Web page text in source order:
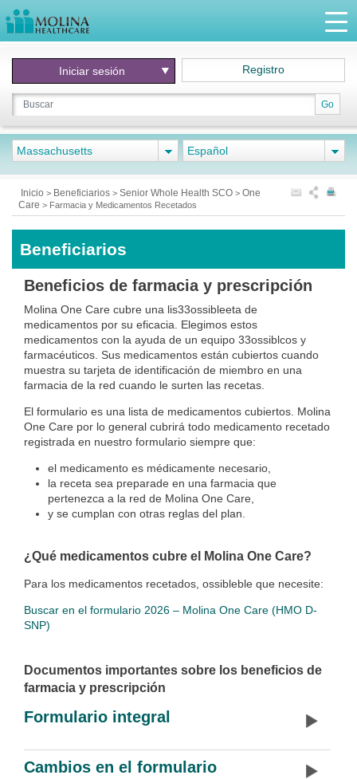
Go
Iniciar sesión Registro
Massachusetts Español
Inicio > Beneficiarios > Senior Whole Health SCO > One
Care > Farmacia y Medicamentos Recetados
Beneficiarios
Beneficios de farmacia y prescripción
Molina One Care cubre una lis33ossibleeta de
medicamentos por su eficacia. Elegimos estos
medicamentos con la ayuda de un equipo 33ossiblcos y
farmacéuticos. Sus medicamentos están cubiertos cuando
muestra su tarjeta de identificación de miembro en una
farmacia de la red cuando le surten las recetas.
El formulario es una lista de medicamentos cubiertos. Molina
One Care por lo general cubrirá todo medicamento recetado
registrada en nuestro formulario siempre que:
el medicamento es médicamente necesario,
la receta sea preparade en una farmacia que
pertenezca a la red de Molina One Care,
y se cumplan con otras reglas del plan.
¿Qué medicamentos cubre el Molina One Care?
Para los medicamentos recetados, ossibleble que necesite:
Buscar en el formulario 2026 – Molina One Care (HMO D-
SNP)
Documentos importantes sobre los beneficios de
farmacia y prescripción
Formulario integral
Cambios en el formulario